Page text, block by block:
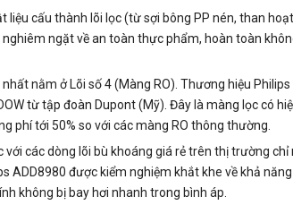
liệu cấu thành lõi lọc (từ sợi bông PP nén, than
ngặt về an toàn thực phẩm, hoàn toàn
nằm ở Lõi số 4 (Màng RO). Thương hiệu
từ tập đoàn Dupont (Mỹ). Đây là màng lọc có
phí tới 50% so với các màng RO thông thường.
với các dòng lõi bù khoáng giá rẻ trên thị trường
ADD8980 được kiểm nghiệm khắt khe về khả
không bị bay hơi nhanh trong bình áp.